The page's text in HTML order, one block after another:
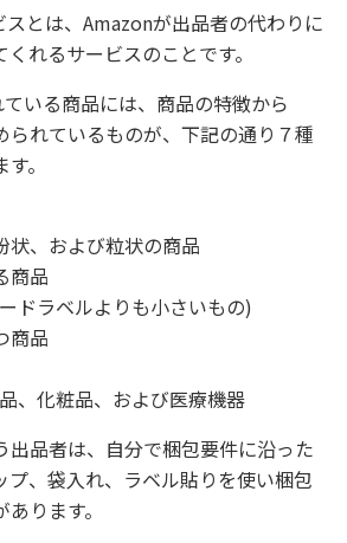
スとは、Amazonが出品者の代わりに
れるサービスのことです。
いる商品には、商品の特徴から
られているものが、下記の通り７種
。
状、および粒状の商品
商品
ドラベルよりも小さいもの)
商品
、化粧品、および医療機器
出品者は、自分で梱包要件に沿った
プ、袋入れ、ラベル貼りを使い梱包
ります。